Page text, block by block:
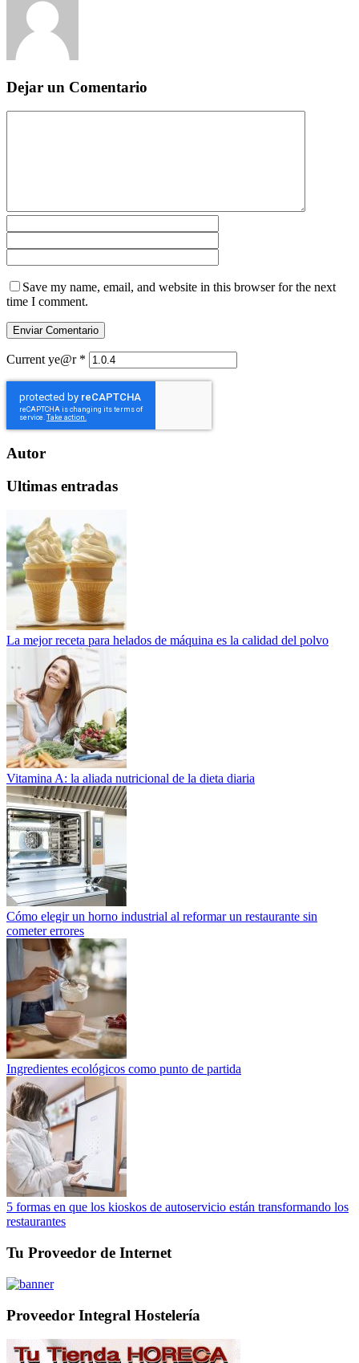
Dejar un Comentario
Save my name, email, and website in this browser for the next
time I comment.
Current ye@r *
Autor
Ultimas entradas
La mejor receta para helados de máquina es la calidad del polvo
Vitamina A: la aliada nutricional de la dieta diaria
Cómo elegir un horno industrial al reformar un restaurante sin
cometer errores
Ingredientes ecológicos como punto de partida
5 formas en que los kioskos de autoservicio están transformando los
restaurantes
Tu Proveedor de Internet
Proveedor Integral Hostelería